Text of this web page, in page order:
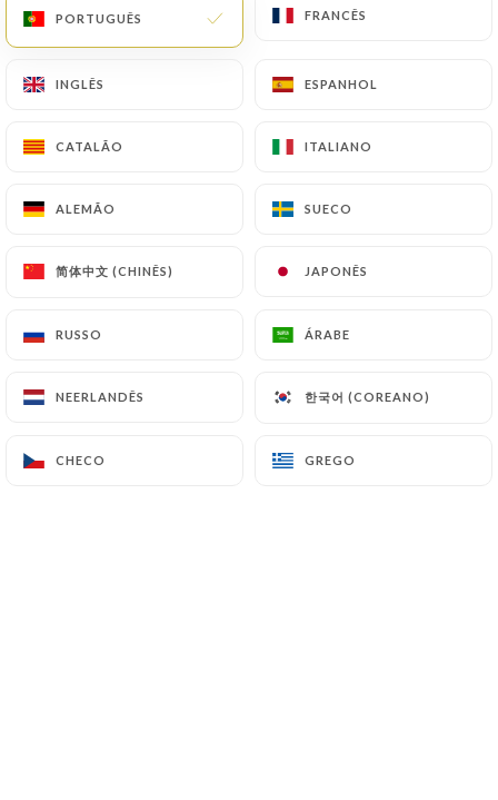
PORTUGUÊS FRANCÊS
INGLÊS ESPANHOL
CATALÃO ITALIANO
ALEMÃO SUECO
简体中文 (CHINÊS) JAPONÊS
RUSSO ÁRABE
NEERLANDÊS 한국어 (COREANO)
CHECO GREGO
PORTUGUÊS FRANCÊS
INGLÊS ESPANHOL
CATALÃO ITALIANO
ALEMÃO SUECO
简体中文 (CHINÊS) JAPONÊS
RUSSO ÁRABE
NEERLANDÊS 한국어 (COREANO)
CHECO GREGO